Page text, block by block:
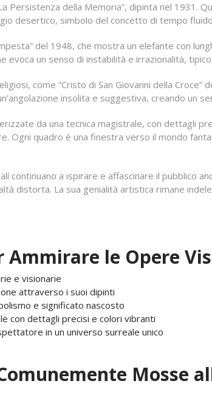
Persistenza della Memoria”, dipinta nel 1931.
desertico, simbolo del concetto di tempo
del 1948, che mostra un elefante con
evoca un senso di instabilità e irrazionalità,
come “Cristo di San Giovanni della Croce”
insolita e suggestiva, creando un
da una tecnica magistrale, con dettagli
Ogni quadro è una finestra verso il mondo
continuano a ispirare e affascinare il pubblico
distorta. La sua genialità artistica rimane
Ammirare le Opere
e visionarie
attraverso i suoi dipinti
e significato nascosto
con dettagli precisi e colori vibranti
in un universo surreale unico
Mosse